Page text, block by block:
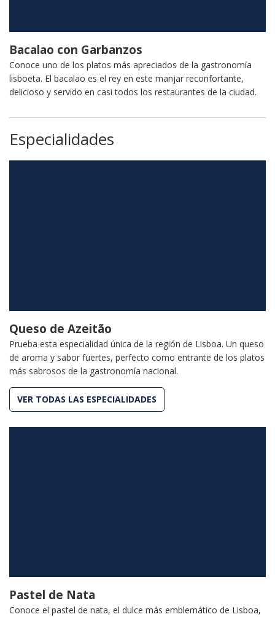
Bacalao con Garbanzos
Conoce uno de los platos más apreciados de la gastronomía
lisboeta. El bacalao es el rey en este manjar reconfortante,
delicioso y servido en casi todos los restaurantes de la ciudad.
Especialidades
Queso de Azeitão
Prueba esta especialidad única de la región de Lisboa. Un queso
de aroma y sabor fuertes, perfecto como entrante de los platos
más sabrosos de la gastronomía nacional.
VER TODAS LAS ESPECIALIDADES
Pastel de Nata
Conoce el pastel de nata, el dulce más emblemático de Lisboa,